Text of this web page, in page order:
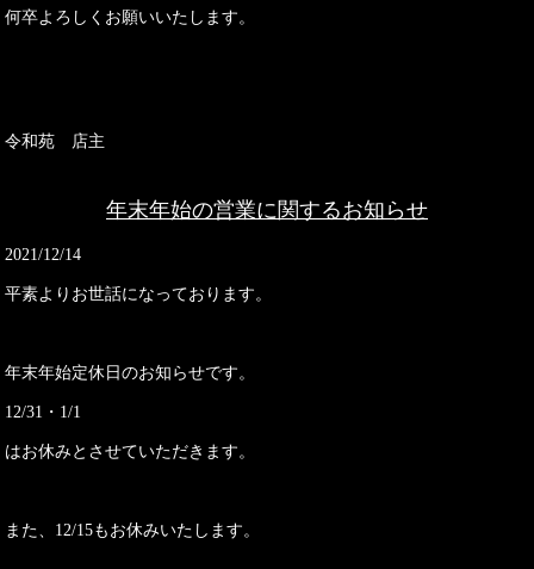
何卒よろしくお願いいたします。
令和苑 店主
年末年始の営業に関するお知らせ
2021/12/14
平素よりお世話になっております。
年末年始定休日のお知らせです。
12/31・1/1
はお休みとさせていただきます。
また、12/15もお休みいたします。